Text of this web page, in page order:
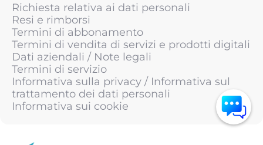
Richiesta relativa ai dati personali
Resi e rimborsi
Termini di abbonamento
Termini di vendita di servizi e prodotti digitali
Dati aziendali / Note legali
Termini di servizio
Informativa sulla privacy / Informativa sul
trattamento dei dati personali
Informativa sui cookie